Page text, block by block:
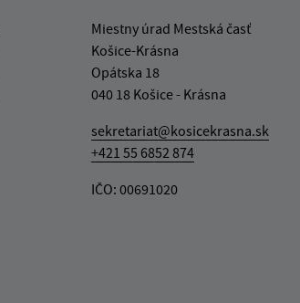
Miestny úrad Mestská časť
Košice-Krásna
Opátska 18
040 18 Košice - Krásna
sekretariat@kosicekrasna.sk
+421 55 6852 874
IČO: 00691020